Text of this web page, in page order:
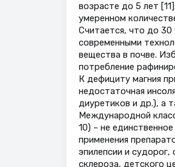
возрасте до 5 лет
умеренном
Считается, что до 30
современными
вещества в почве.
потребление
К дефициту магния
недостаточная
диуретиков и др.), а
Международной
10) – не
применения
эпилепсии и
склероза, детского